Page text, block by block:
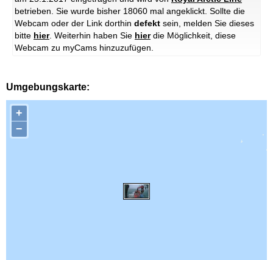
betrieben. Sie wurde bisher 18060 mal angeklickt. Sollte die
Webcam oder der Link dorthin defekt sein, melden Sie dieses
bitte hier. Weiterhin haben Sie hierdie Möglichkeit, diese
Webcam zu myCams hinzuzufügen.
Umgebungskarte:
+
−